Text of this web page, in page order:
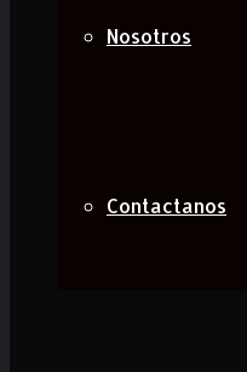
Nosotros
Contactanos